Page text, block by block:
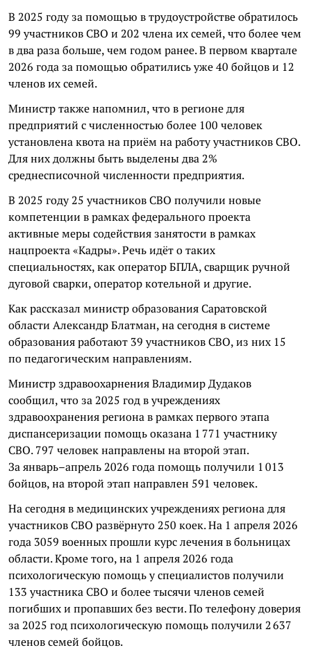
В 2025 году за помощью в трудоустройстве обратилось
99 участников СВО и 202 члена их семей, что более чем
в два раза больше, чем годом ранее. В первом квартале
2026 года за помощью обратились уже 40 бойцов и 12
членов их семей.
Министр также напомнил, что в регионе для
предприятий с численностью более 100 человек
установлена квота на приём на работу участников СВО.
Для них должны быть выделены два 2%
среднесписочной численности предприятия.
В 2025 году 25 участников СВО получили новые
компетенции в рамках федерального проекта
активные меры содействия занятости в рамках
нацпроекта «Кадры». Речь идёт о таких
специальностях, как оператор БПЛА, сварщик ручной
дуговой сварки, оператор котельной и другие.
Как рассказал министр образования Саратовской
области Александр Блатман, на сегодня в системе
образования работают 39 участников СВО, из них 15
по педагогическим направлениям.
Министр здравоохарнения Владимир Дудаков
сообщил, что за 2025 год в учреждениях
здравоохранения региона в рамках первого этапа
диспансеризации помощь оказана 1 771 участнику
СВО. 797 человек направлены на второй этап.
За январь–апрель 2026 года помощь получили 1 013
бойцов, на второй этап направлен 591 человек.
На сегодня в медицинских учреждениях региона для
участников СВО развёрнуто 250 коек. На 1 апреля 2026
года 3059 военных прошли курс лечения в больницах
области. Кроме того, на 1 апреля 2026 года
психологическую помощь у специалистов получили
133 участника СВО и более тысячи членов семей
погибших и пропавших без вести. По телефону доверия
за 2025 год психологическую помощь получили 2 637
членов семей бойцов.